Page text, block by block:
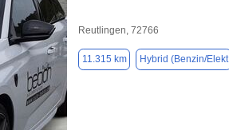
Reutlingen, 72766
11.315 km Hybrid (Benzin/Elekt